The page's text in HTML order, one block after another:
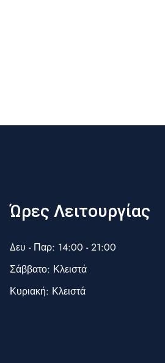
Ώρες Λειτουργίας
Δευ - Παρ: 14:00 - 21:00
Σάββατο: Κλειστά
Κυριακή: Κλειστά